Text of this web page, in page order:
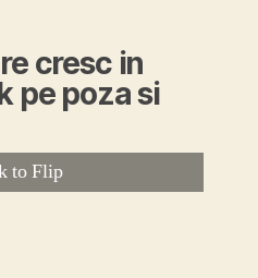
cresc in
pe poza si
to Flip